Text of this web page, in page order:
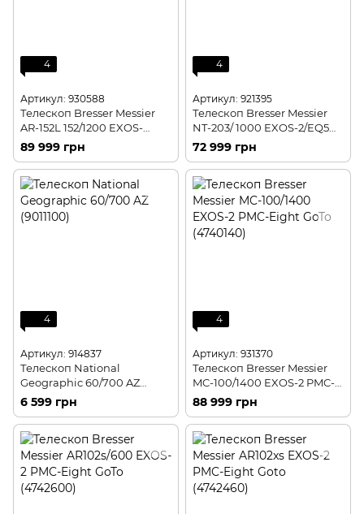
4
Артикул: 930588
Телескоп Bresser Messier
AR-152L 152/1200 EXOS-
2/EQ5 (4752128)
89 999 грн
4
Артикул: 921395
Телескоп Bresser Messier
NT-203/ 1000 EXOS-2/EQ5
(4703108)
72 999 грн
4
Артикул: 914837
Телескоп National
Geographic 60/700 AZ
(9011100)
6 599 грн
4
Артикул: 931370
Телескоп Bresser Messier
MC-100/1400 EXOS-2 PMC-
Eight GoTo (4740140)
88 999 грн